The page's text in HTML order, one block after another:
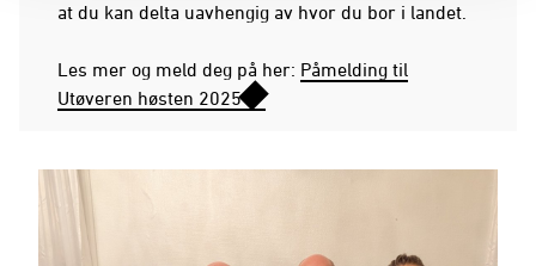
at du kan delta uavhengig av hvor du bor i landet.
Les mer og meld deg på her: Påmelding til
Utøveren høsten 2025